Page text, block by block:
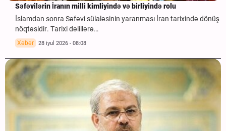
Səfəvilərin İranın milli kimliyində və birliyində rolu
İslamdan sonra Səfəvi sülaləsinin yaranması İran tarixində dönüş
nöqtəsidir. Tarixi dəlillərə…
Xəbər 28 iyul 2026 - 08:08